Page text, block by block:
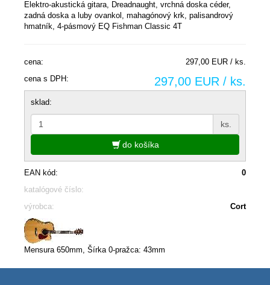
Elektro-akustická gitara, Dreadnaught, vrchná doska céder,
zadná doska a luby ovankol, mahagónový krk, palisandrový
hmatník, 4-pásmový EQ Fishman Classic 4T
cena:
297,00 EUR / ks.
cena s DPH:
297,00 EUR / ks.
sklad:
ks.
do košíka
EAN kód:
0
katalógové číslo:
výrobca:
Cort
Mensura 650mm, Šírka 0-pražca: 43mm